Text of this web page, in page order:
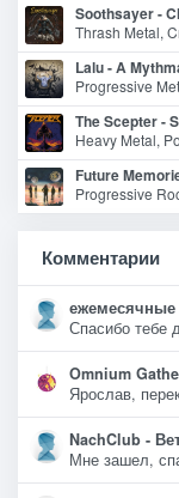
Soothsayer -
Thrash Metal,
Lalu - A
Progressive
The Scepter -
Heavy Metal,
Future
Progressive
Комментарии
ежемесячные
Спасибо тебе
Omnium
Ярослав,
NachClub -
Мне зашел,